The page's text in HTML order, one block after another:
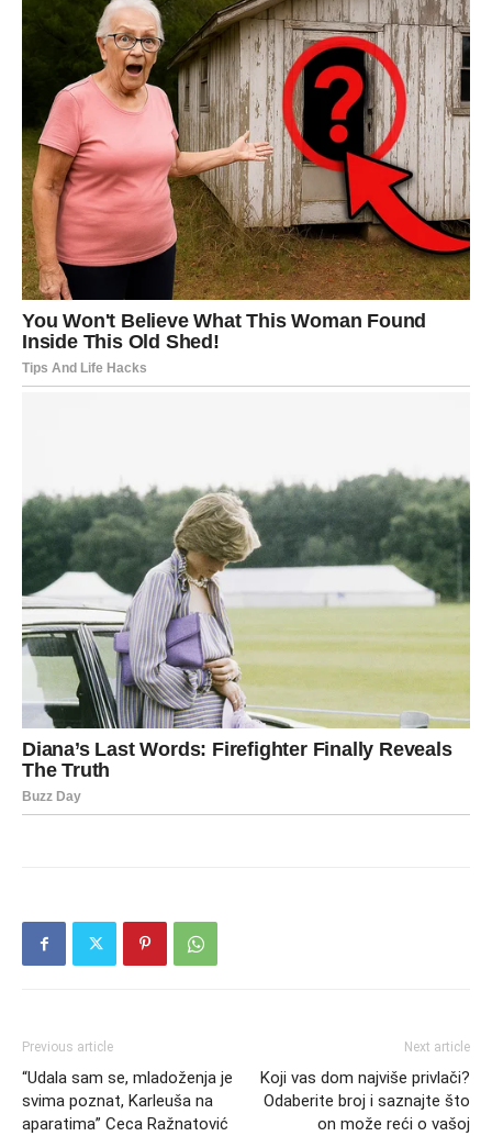
Previous article
“Udala sam se, mladoženja je
svima poznat, Karleuša na
aparatima” Ceca Ražnatović
Next article
Koji vas dom najviše privlači?
Odaberite broj i saznajte što
on može reći o vašoj